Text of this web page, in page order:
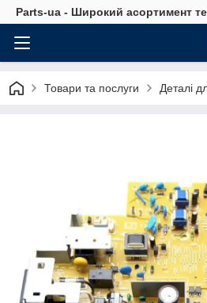
Parts-ua - Широкий асортимент
Товари та послуги Деталі